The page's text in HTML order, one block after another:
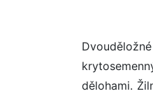
dělohami.